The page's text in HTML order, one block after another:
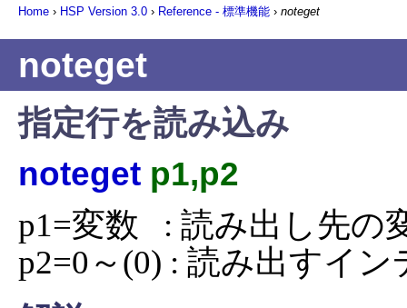
Home › HSP Version 3.0 › Reference - 標準機能 › noteget
noteget
指定行を読み込み
noteget p1,p2
p1=変数   : 読み出し先の
p2=0～(0) : 読み出すイン